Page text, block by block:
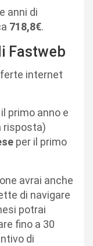
anni di
718,8€.
Fastweb
internet
primo anno e
risposta)
per il primo
avrai anche
di navigare
potrai
fino a 30
di